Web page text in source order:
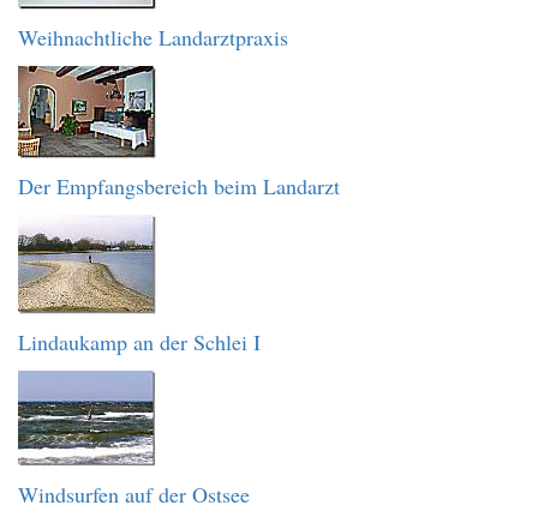
Weihnachtliche Landarztpraxis
Der Empfangsbereich beim Landarzt
Lindaukamp an der Schlei I
Windsurfen auf der Ostsee